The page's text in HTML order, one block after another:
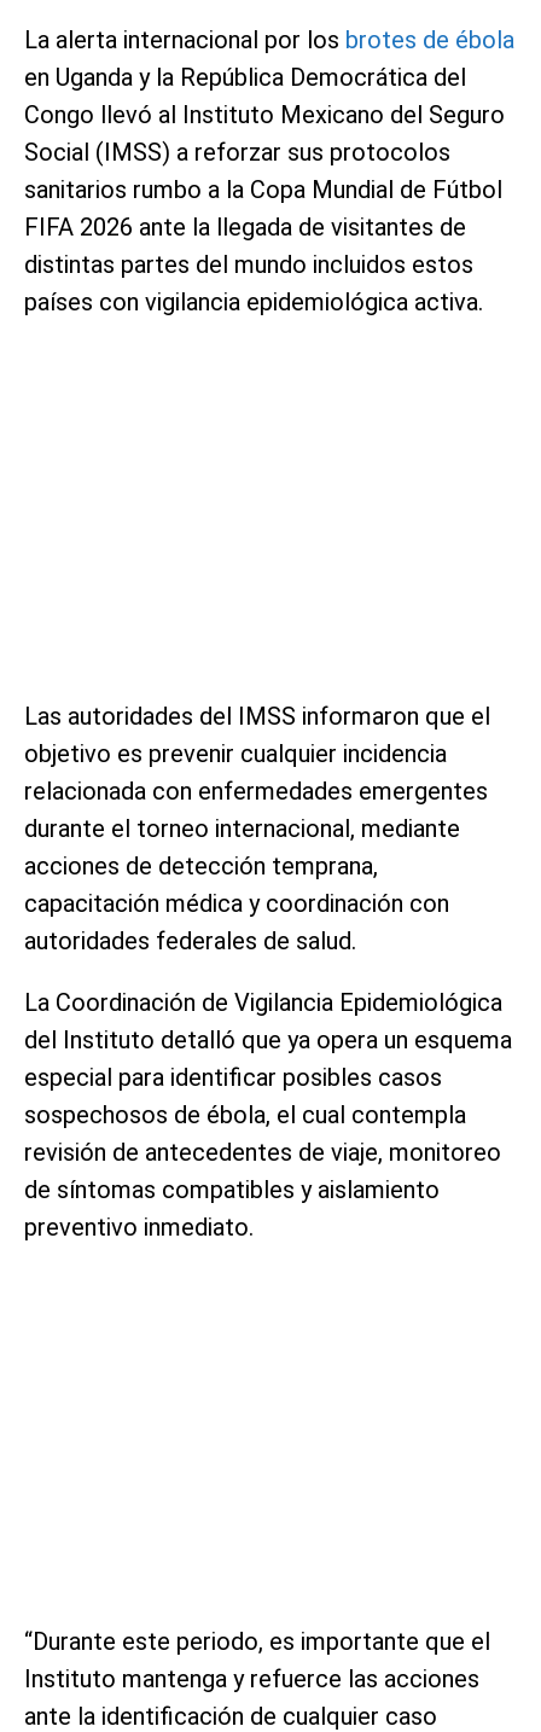
La alerta internacional por los brotes de ébola
en Uganda y la República Democrática del
Congo llevó al Instituto Mexicano del Seguro
Social (IMSS) a reforzar sus protocolos
sanitarios rumbo a la Copa Mundial de Fútbol
FIFA 2026 ante la llegada de visitantes de
distintas partes del mundo incluidos estos
países con vigilancia epidemiológica activa.
Las autoridades del IMSS informaron que el
objetivo es prevenir cualquier incidencia
relacionada con enfermedades emergentes
durante el torneo internacional, mediante
acciones de detección temprana,
capacitación médica y coordinación con
autoridades federales de salud.
La Coordinación de Vigilancia Epidemiológica
del Instituto detalló que ya opera un esquema
especial para identificar posibles casos
sospechosos de ébola, el cual contempla
revisión de antecedentes de viaje, monitoreo
de síntomas compatibles y aislamiento
preventivo inmediato.
“Durante este periodo, es importante que el
Instituto mantenga y refuerce las acciones
ante la identificación de cualquier caso